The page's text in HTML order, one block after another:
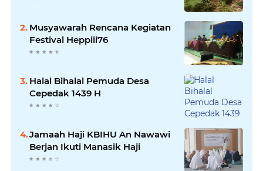
Musyawarah Rencana Kegiatan
Festival Heppiii76
Halal Bihalal Pemuda Desa
Cepedak 1439 H
Jamaah Haji KBIHU An Nawawi
Berjan Ikuti Manasik Haji